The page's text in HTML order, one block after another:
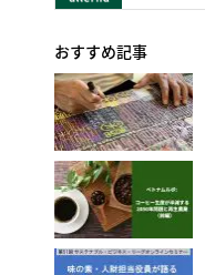
おすすめ記事